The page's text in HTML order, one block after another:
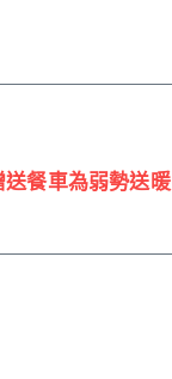
送餐車為弱勢送暖